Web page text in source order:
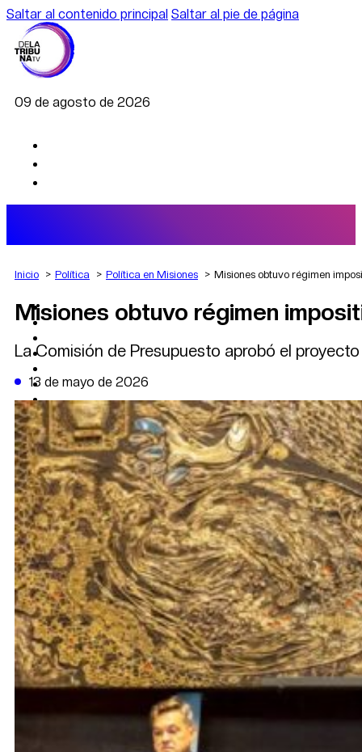
Saltar al contenido principal Saltar al pie de página
09 de agosto de 2026
AGRO
DEPORTES
POLÍTICA
DATA FIRME
DE LA TRIBUNA TV
Inicio Política Política en Misiones Misiones obtuvo régimen
Misiones obtuvo régimen
La Comisión de Presupuesto aprobó el
13 de mayo de 2026